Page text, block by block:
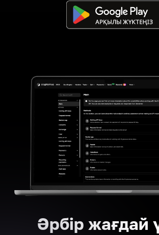
Әрбір жағдай